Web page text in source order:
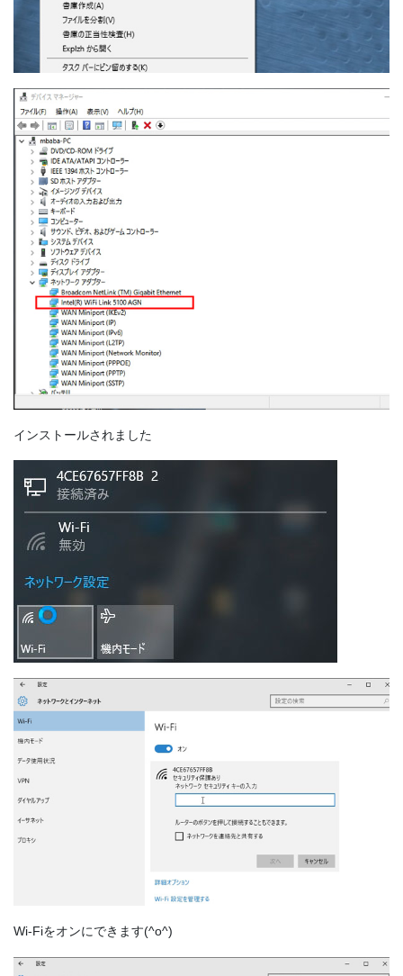
インストールされました
Wi-Fiをオンにできます(^o^)